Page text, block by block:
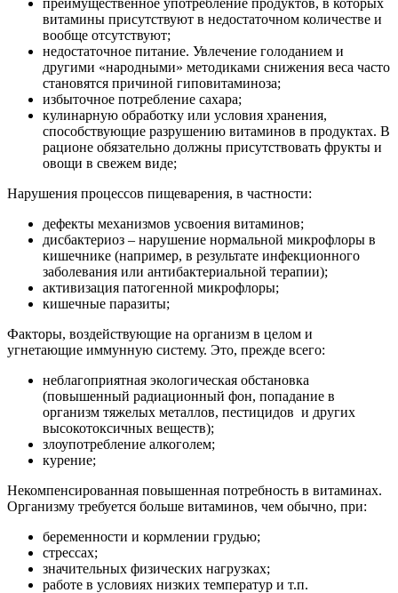
витамины присутствуют в недостаточном количестве и
вообще отсутствуют;
недостаточное питание. Увлечение голоданием и
другими «народными» методиками снижения веса часто
становятся причиной гиповитаминоза;
избыточное потребление сахара;
кулинарную обработку или условия хранения,
способствующие разрушению витаминов в продуктах. В
рационе обязательно должны присутствовать фрукты и
овощи в свежем виде;
Нарушения процессов пищеварения, в частности:
дефекты механизмов усвоения витаминов;
дисбактериоз – нарушение нормальной микрофлоры в
кишечнике (например, в результате инфекционного
заболевания или антибактериальной терапии);
активизация патогенной микрофлоры;
кишечные паразиты;
Факторы, воздействующие на организм в целом и
угнетающие иммунную систему. Это, прежде всего:
неблагоприятная экологическая обстановка
(повышенный радиационный фон, попадание в
организм тяжелых металлов, пестицидов и других
высокотоксичных веществ);
злоупотребление алкоголем;
курение;
Некомпенсированная повышенная потребность в витаминах.
Организму требуется больше витаминов, чем обычно, при:
беременности и кормлении грудью;
стрессах;
значительных физических нагрузках;
работе в условиях низких температур и т.п.